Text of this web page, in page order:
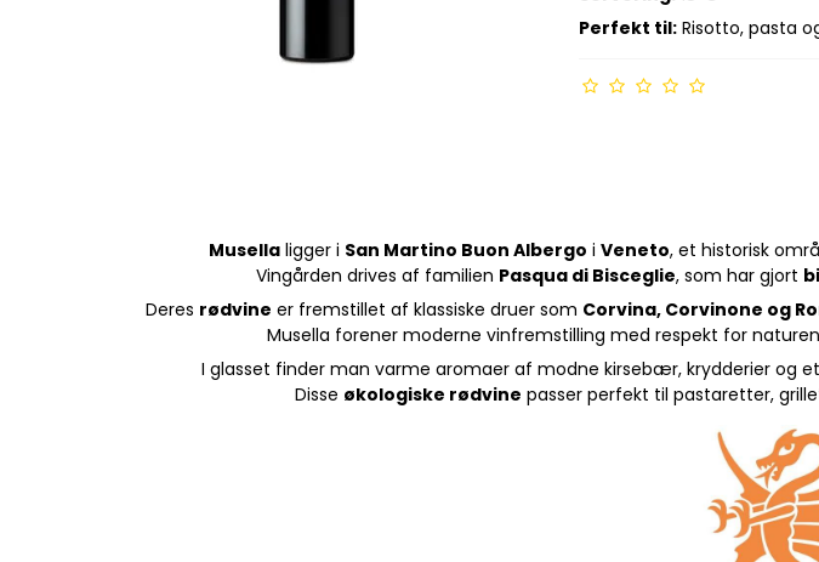
Perfekt til: Risotto, pasta
Musellaligger i San Martino Buon Albergo i Veneto, et historisk
Vingården drives af familien Pasqua di Bisceglie, som har gjort
Deres rødvine er fremstillet af klassiske druer som Corvina, Corvinone og
Musella forener moderne vinfremstilling med respekt for
I glasset finder man varme aromaer af modne kirsebær, krydderier
Disse økologiske rødvine passer perfekt til pastaretter,